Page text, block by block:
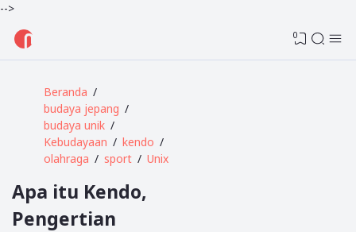
-->
0
Beranda
budaya jepang
budaya unik
Kebudayaan
kendo
olahraga
sport Unix
Apa itu Kendo,
Pengertian